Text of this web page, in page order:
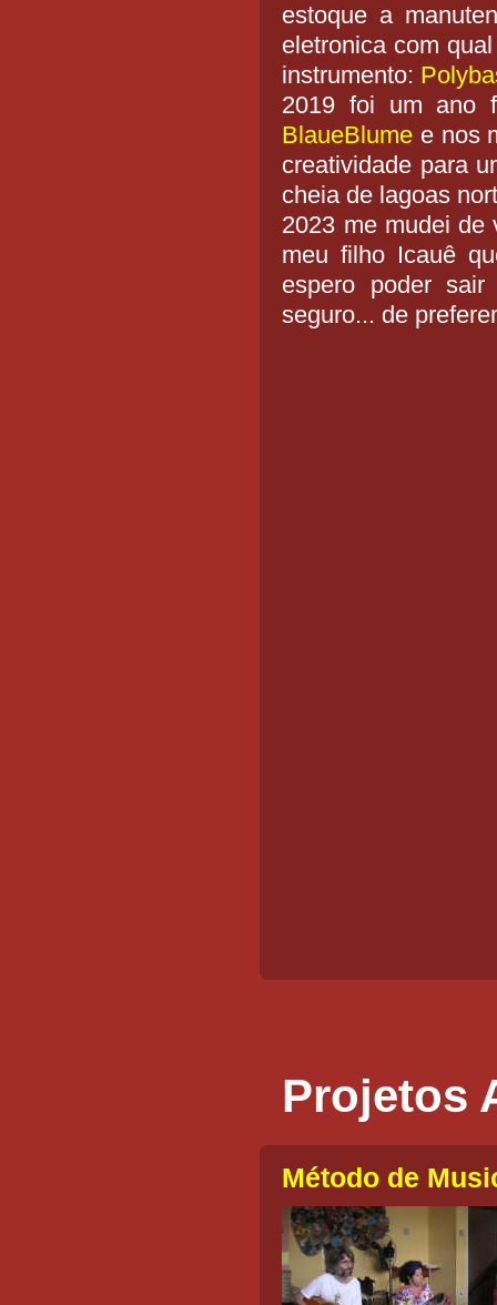
estoque a
eletronica com
instrumento:
2019 foi um ano
BlaueBlume e nos
creatividade para
cheia de lagoas
2023 me mudei de
meu filho Icauê
espero poder
seguro... de
Projetos
Método de